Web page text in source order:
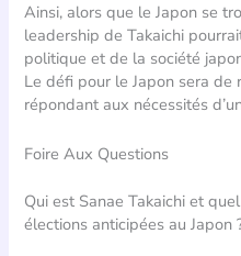
Ainsi, alors que le Japon se
leadership de Takaichi
politique et de la société
Le défi pour le Japon sera
répondant aux nécessités
Foire Aux Questions
Qui est Sanae Takaichi et
élections anticipées au Japon